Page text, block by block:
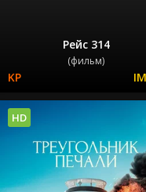
Рейс 314
(фильм)
HD